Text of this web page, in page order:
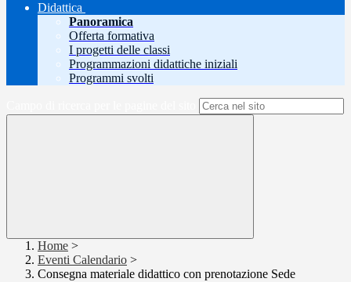
Didattica
Panoramica
Offerta formativa
I progetti delle classi
Programmazioni didattiche iniziali
Programmi svolti
Home >
Eventi Calendario >
Consegna materiale didattico con prenotazione Sede